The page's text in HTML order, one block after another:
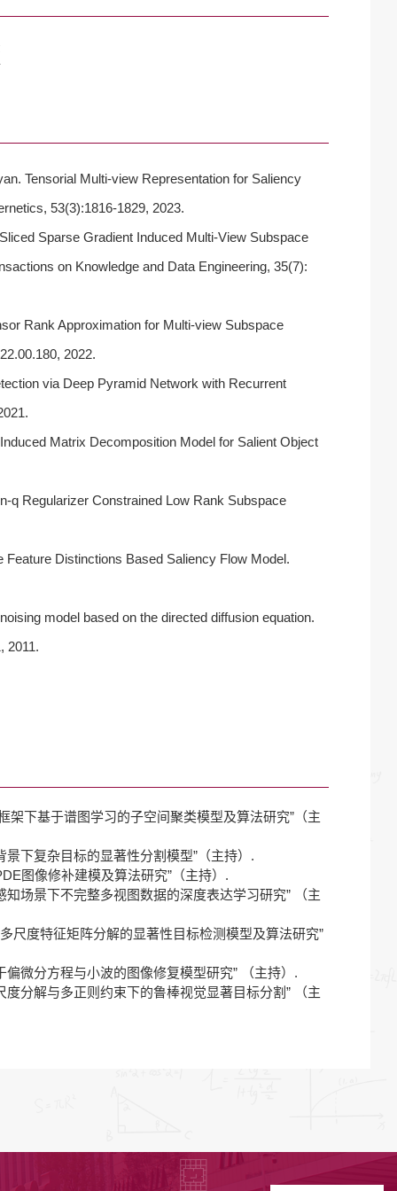
Tensorial Multi-view Representation for Saliency
53(3):1816-1829, 2023.
Sparse Gradient Induced Multi-View Subspace
on Knowledge and Data Engineering, 35(7):
Rank Approximation for Multi-view Subspace
2022.
via Deep Pyramid Network with Recurrent
Matrix Decomposition Model for Salient Object
q Regularizer Constrained Low Rank Subspace
Distinctions Based Saliency Flow Model.
model based on the directed diffusion equation.
2011.
架下基于谱图学习的子空间聚类模型及算法研究”（主
下复杂目标的显著性分割模型”（主持）.
图像修补建模及算法研究”（主持）.
场景下不完整多视图数据的深度表达学习研究” （主
尺度特征矩阵分解的显著性目标检测模型及算法研究”
微分方程与小波的图像修复模型研究” （主持）.
分解与多正则约束下的鲁棒视觉显著目标分割” （主